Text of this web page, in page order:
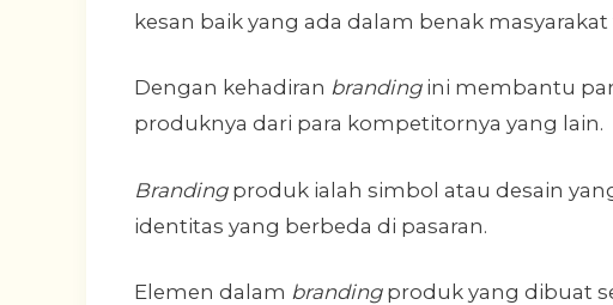
kesan baik yang ada dalam benak
Dengan kehadiran brandingini membantu
produknya dari para kompetitornya yang lain.
Brandingproduk ialah simbol atau desain
identitas yang berbeda di pasaran.
Elemen dalam brandingproduk yang dibuat